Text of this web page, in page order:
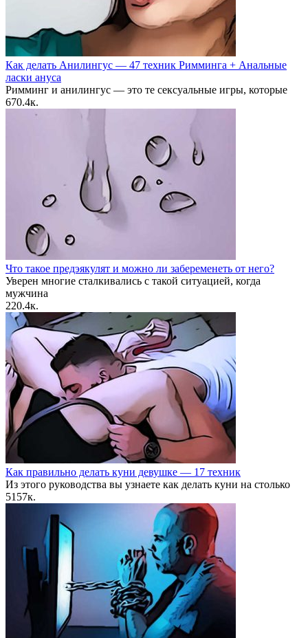
Как делать Анилингус — 47 техник Римминга + Анальные
ласки ануса
Римминг и анилингус — это те сексуальные игры, которые
670.4к.
Что такое предэякулят и можно ли забеременеть от него?
Уверен многие сталкивались с такой ситуацией, когда
мужчина
220.4к.
Как правильно делать куни девушке — 17 техник
Из этого руководства вы узнаете как делать куни на столько
5157к.